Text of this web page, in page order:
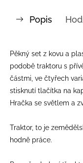
Popis
Pěkný set z kovu a
podobě traktoru s
částmi, ve čtyřech
stisknutí tlačítka na
Hračka se světlem a
Traktor, to je
hodně práce.